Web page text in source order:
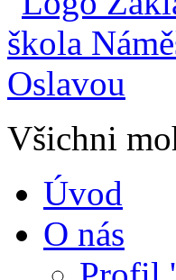
Všichni
Úvod
O nás